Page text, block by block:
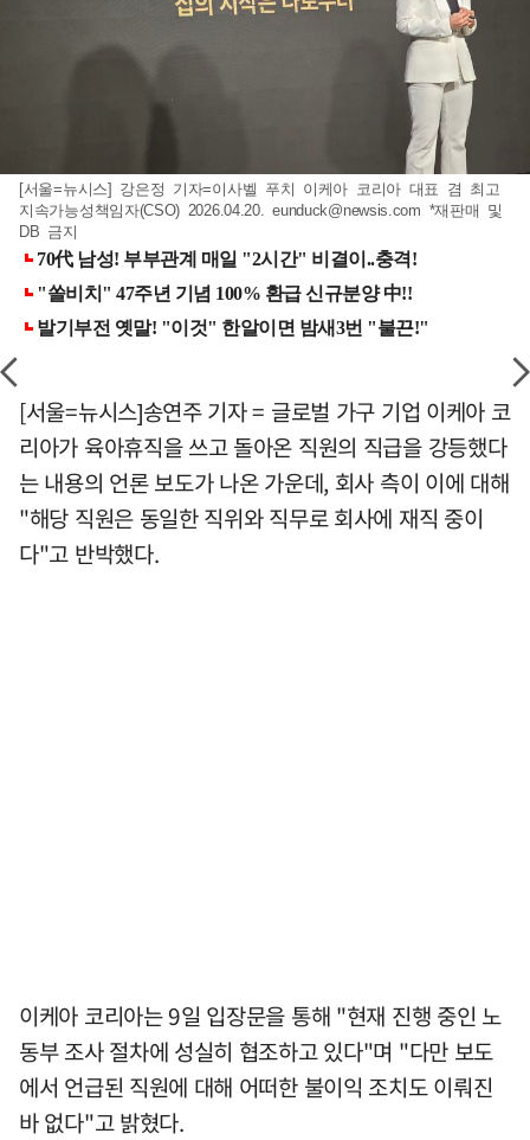
[서울=뉴시스] 강은정 기자=이사벨 푸치 이케아 코리아 대표 겸 최고
지속가능성책임자(CSO) 2026.04.20.eunduck@newsis.com *재판매 및
DB 금지
[서울=뉴시스]송연주 기자 = 글로벌 가구 기업 이케아 코
리아가 육아휴직을 쓰고 돌아온 직원의 직급을 강등했다
는 내용의 언론 보도가 나온 가운데, 회사 측이 이에 대해
"해당 직원은 동일한 직위와 직무로 회사에 재직 중이
다"고 반박했다.
이케아 코리아는 9일 입장문을 통해 "현재 진행 중인 노
동부 조사 절차에 성실히 협조하고 있다"며 "다만 보도
에서 언급된 직원에 대해 어떠한 불이익 조치도 이뤄진
바 없다"고 밝혔다.